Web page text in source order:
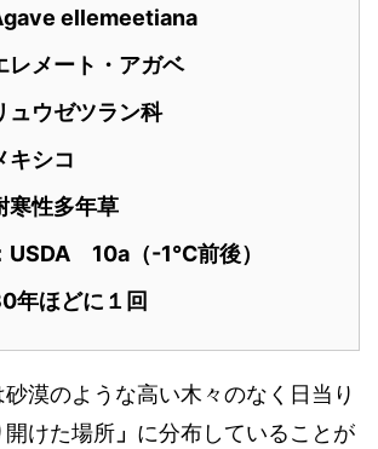
ellemeetiana
レメート・アガベ
ュウゼツラン科
キシコ
寒性多年草
USDA 10a（-1℃前後）
年ほどに１回
漠のような高い木々のなく日当り
けた場所 」 に分布していることが